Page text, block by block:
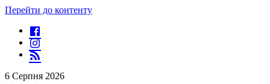
Перейти до контенту
6 Серпня 2026